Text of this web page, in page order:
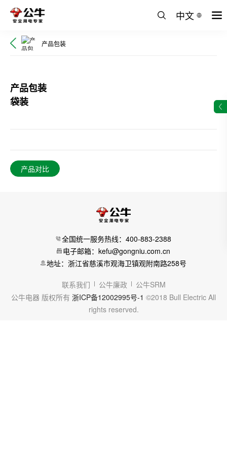
中文
产品包装
产品包装
袋装
产品对比
全国统一服务热线：400-883-2388
电子邮箱：kefu@gongniu.com.cn
地址：浙江省慈溪市观海卫镇观附南路258号
联系我们 公牛廉政
公牛SRM
公牛电器 版权所有 浙ICP备12002995号-1 ©2018 Bull Electric All
rights reserved.